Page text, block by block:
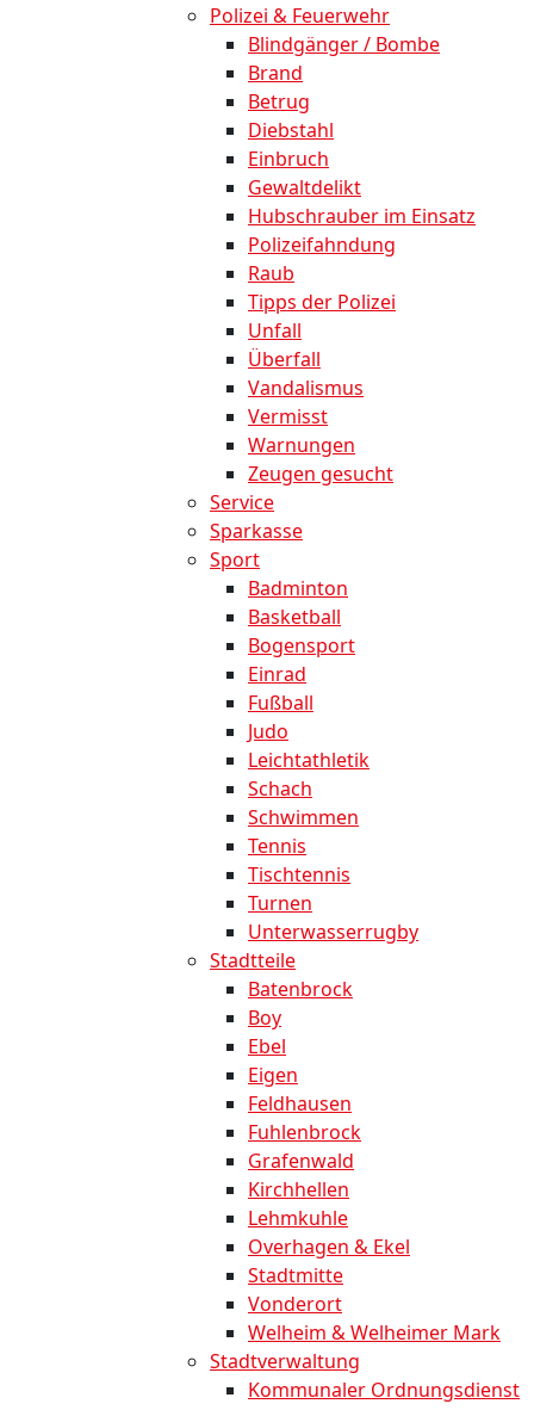
Polizei & Feuerwehr
Blindgänger / Bombe
Brand
Betrug
Diebstahl
Einbruch
Gewaltdelikt
Hubschrauber im Einsatz
Polizeifahndung
Raub
Tipps der Polizei
Unfall
Überfall
Vandalismus
Vermisst
Warnungen
Zeugen gesucht
Service
Sparkasse
Sport
Badminton
Basketball
Bogensport
Einrad
Fußball
Judo
Leichtathletik
Schach
Schwimmen
Tennis
Tischtennis
Turnen
Unterwasserrugby
Stadtteile
Batenbrock
Boy
Ebel
Eigen
Feldhausen
Fuhlenbrock
Grafenwald
Kirchhellen
Lehmkuhle
Overhagen & Ekel
Stadtmitte
Vonderort
Welheim & Welheimer Mark
Stadtverwaltung
Kommunaler Ordnungsdienst